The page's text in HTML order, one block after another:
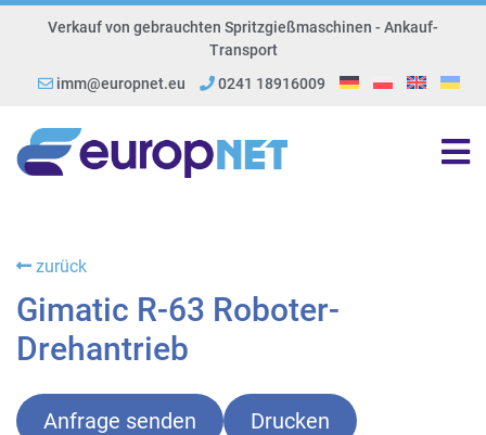
Verkauf von gebrauchten Spritzgießmaschinen - Ankauf-
Transport
imm@europnet.eu
0241 18916009
zurück
Gimatic R-63 Roboter-
Drehantrieb
Anfrage senden Drucken